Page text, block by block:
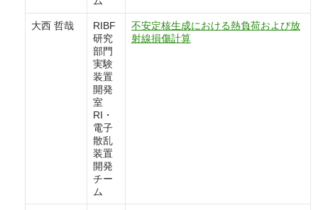
大西 哲哉
RIBF
研究
部門
実験
装置
開発
室
RI・
電子
散乱
装置
開発
チー
ム
不安定核生成における熱負荷および放
射線損傷計算